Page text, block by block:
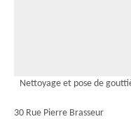
Nettoyage et pose de
30 Rue Pierre Brasseur